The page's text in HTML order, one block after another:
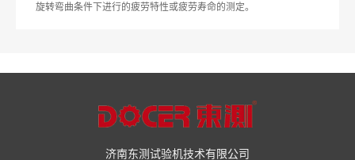
旋转弯曲条件下进行的疲劳特性或疲劳寿命的测定。
济南东测试验机技术有限公司